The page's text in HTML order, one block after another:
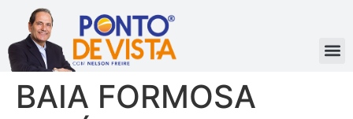
BAIA FORMOSA